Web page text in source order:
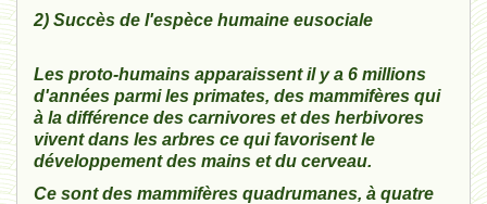
2) Succès de l'espèce humaine eusociale
Les proto-humains apparaissent il y a 6 millions
d'années parmi les primates, des mammifères qui
à la différence des carnivores et des herbivores
vivent dans les arbres ce qui favorisent le
développement des mains et du cerveau.
Ce sont des mammifères quadrumanes, à quatre